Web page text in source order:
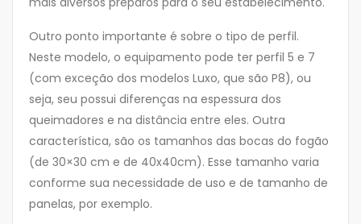
Outro ponto importante é sobre o tipo de perfil.
Neste modelo, o equipamento pode ter perfil 5 e 7
(com exceção dos modelos Luxo, que são P8), ou
seja, seu possui diferenças na espessura dos
queimadores e na distância entre eles. Outra
característica, são os tamanhos das bocas do fogão
(de 30×30 cm e de 40x40cm). Esse tamanho varia
conforme sua necessidade de uso e de tamanho de
panelas, por exemplo.